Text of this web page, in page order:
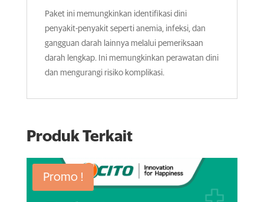
Paket ini memungkinkan identifikasi dini
penyakit-penyakit seperti anemia, infeksi, dan
gangguan darah lainnya melalui pemeriksaan
darah lengkap. Ini memungkinkan perawatan dini
dan mengurangi risiko komplikasi.
Produk Terkait
Promo !